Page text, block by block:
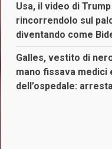
Usa, il video di
rincorrendolo sul
diventando come
Galles, vestito di
mano fissava medici
dell’ospedale: